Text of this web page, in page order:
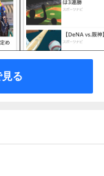
る